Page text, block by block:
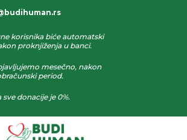
korisnika biće automatski
proknjiženja u banci.
mesečno, nakon
period.
donacije je 0%.